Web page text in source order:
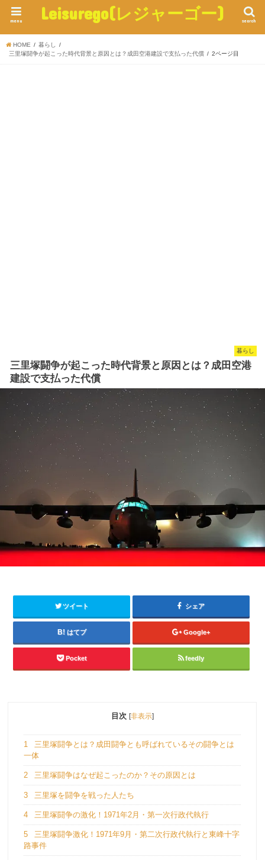
Leisurego(レジャーゴー) search
menu
HOME
暮らし
三里塚闘争が起こった時代背景と原因とは？成田空港建設で支払った代償
2ページ目
暮らし
三里塚闘争が起こった時代背景と原因とは？成田空港
建設で支払った代償
ツイート シェア
はてブ Google+
Pocket feedly
目次 [非表示]
1
三里塚闘争とは？成田闘争とも呼ばれているその闘争とは
一体
2 三里塚闘争はなぜ起こったのか？その原因とは
3 三里塚を闘争を戦った人たち
4 三里塚闘争の激化！1971年2月・第一次行政代執行
5
三里塚闘争激化！1971年9月・第二次行政代執行と東峰十字
路事件